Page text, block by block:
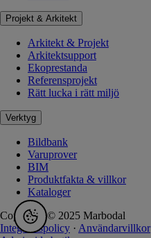
Projekt & Arkitekt
Arkitekt & Projekt
Arkitektsupport
Ekoprestanda
Referensprojekt
Rätt lucka i rätt miljö
Verktyg
Bildbank
Varuprover
BIM
Produktfakta & villkor
Kataloger
Copyright © 2025 Marbodal
Integritetspolicy · Användarvillkor